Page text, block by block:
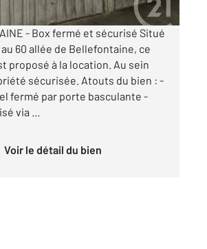
- Box fermé et sécurisé Situé
60 allée de Bellefontaine, ce
proposé à la location. Au sein
sécurisée. Atouts du bien : -
fermé par porte basculante -
via ...
Voir le détail du bien